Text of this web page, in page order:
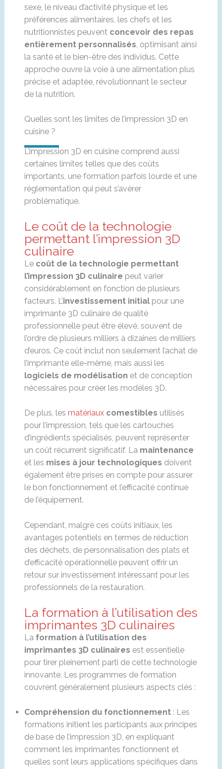
sexe, le niveau d’activité physique et les
préférences alimentaires, les chefs et les
nutritionnistes peuvent concevoir des repas
entièrement personnalisés , optimisant ainsi
la santé et le bien-être des individus. Cette
approche ouvre la voie à une alimentation plus
précise et adaptée, révolutionnant le secteur
de la nutrition.
Quelles sont les limites de l’impression 3D en
cuisine ?
L’impression 3D en cuisine comprend aussi
certaines limites telles que des coûts
importants, une formation parfois lourde et une
réglementation qui peut s’avérer
problématique.
Le coût de la technologie
permettant l’impression 3D
culinaire
Le coût de la technologie permettant
l’impression 3D culinaire peut varier
considérablement en fonction de plusieurs
facteurs. L’investissement initialpour une
imprimante 3D culinaire de qualité
professionnelle peut être élevé, souvent de
l’ordre de plusieurs milliers à dizaines de milliers
d’euros. Ce coût inclut non seulement l’achat de
l’imprimante elle-même, mais aussi les
logiciels de modélisation et de conception
nécessaires pour créer les modèles 3D.
De plus, les matériaux comestibles utilisés
pour l’impression, tels que les cartouches
d’ingrédients spécialisés, peuvent représenter
un coût récurrent significatif. La maintenance
et les mises à jour technologiques doivent
également être prises en compte pour assurer
le bon fonctionnement et l’efficacité continue
de l’équipement.
Cependant, malgré ces coûts initiaux, les
avantages potentiels en termes de réduction
des déchets, de personnalisation des plats et
d’efficacité opérationnelle peuvent offrir un
retour sur investissement intéressant pour les
professionnels de la restauration.
La formation à l’utilisation des
imprimantes 3D culinaires
La formation à l’utilisation des
imprimantes 3D culinaires est essentielle
pour tirer pleinement parti de cette technologie
innovante. Les programmes de formation
couvrent généralement plusieurs aspects clés :
Compréhension du fonctionnement: Les
formations initient les participants aux principes
de base de l’impression 3D, en expliquant
comment les imprimantes fonctionnent et
quelles sont leurs applications spécifiques dans